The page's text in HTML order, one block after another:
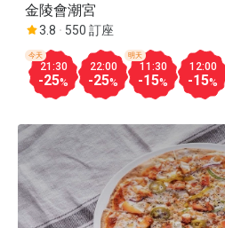
金陵會潮宮
3.8 550 訂座
21:30
-25%
今天
22:00
-25%
11:30
-15%
明天
12:00
-15%